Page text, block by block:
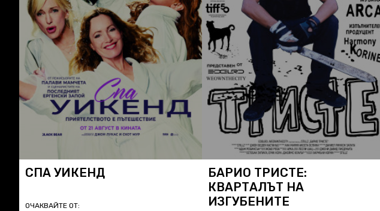
СПА УИКЕНД
ОЧАКВАЙТЕ ОТ:
БАРИО ТРИСТЕ:
КВАРТАЛЪТ НА
ИЗГУБЕНИТЕ